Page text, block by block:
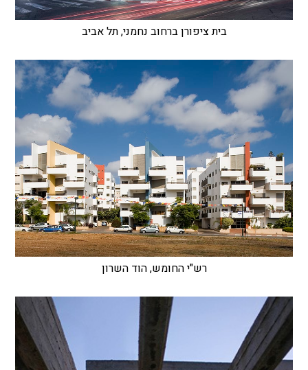
בית ציפורן ברחוב נחמני, תל אביב
רש"י החומש, הוד השרון